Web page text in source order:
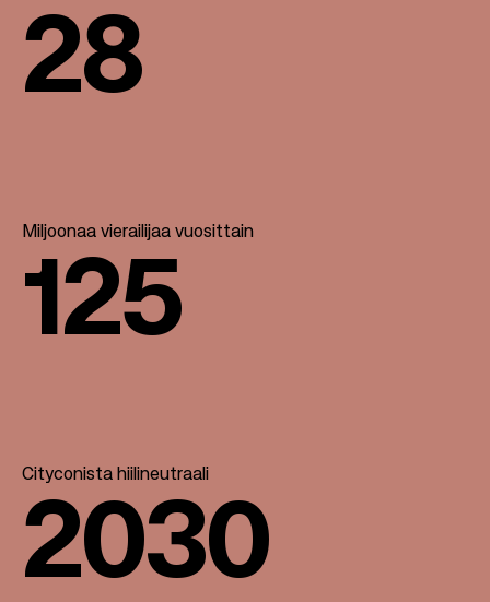
28
Miljoonaa vierailijaa vuosittain
125
Cityconista hiilineutraali
2030